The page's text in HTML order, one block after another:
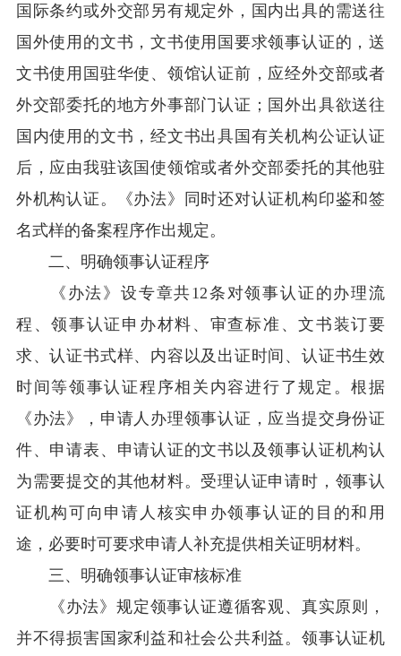
国际条约或外交部另有规定外，国内出具的需送往
国外使用的文书，文书使用国要求领事认证的，送
文书使用国驻华使、领馆认证前，应经外交部或者
外交部委托的地方外事部门认证；国外出具欲送往
国内使用的文书，经文书出具国有关机构公证认证
后，应由我驻该国使领馆或者外交部委托的其他驻
外机构认证。《办法》同时还对认证机构印鉴和签
名式样的备案程序作出规定。
二、明确领事认证程序
《办法》设专章共12条对领事认证的办理流
程、领事认证申办材料、审查标准、文书装订要
求、认证书式样、内容以及出证时间、认证书生效
时间等领事认证程序相关内容进行了规定。根据
《办法》，申请人办理领事认证，应当提交身份证
件、申请表、申请认证的文书以及领事认证机构认
为需要提交的其他材料。受理认证申请时，领事认
证机构可向申请人核实申办领事认证的目的和用
途，必要时可要求申请人补充提供相关证明材料。
三、明确领事认证审核标准
《办法》规定领事认证遵循客观、真实原则，
并不得损害国家利益和社会公共利益。领事认证机